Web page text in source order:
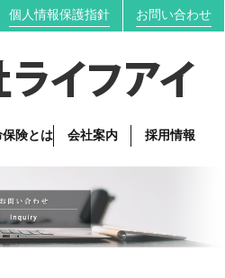
個人情報保護指針 お問い合わせ
保険とは 会社案内 採用情報